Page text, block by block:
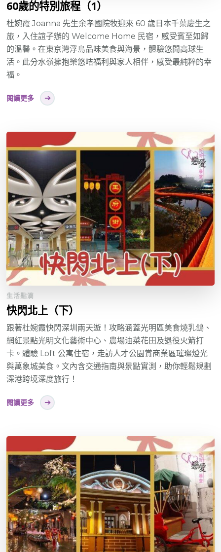
60歲的特別旅程（1）
杜婉霞 Joanna 先生余孝國院牧迎來 60 歲日本千葉慶生之
旅，入住誼子辦的 Welcome Home 民宿，感受賓至如歸
的溫馨。在東京灣浮島品味美食與海景，體驗悠閒高球生
活。此分水嶺擁抱樂悠咭福利與家人相伴，感受最純粹的幸
福。
閱讀更多
生活點滴
快閃北上（下）
跟著杜婉霞快閃深圳兩天遊！攻略涵蓋光明區美食燒乳鴿、
網紅景點光明文化藝術中心、農場油菜花田及退役火箭打
卡。體驗 Loft 公寓住宿，走訪人才公園賞商業區璀璨燈光
與萬象城美食。文內含交通指南與景點實測，助你輕鬆規劃
深港跨境深度旅行！
閱讀更多